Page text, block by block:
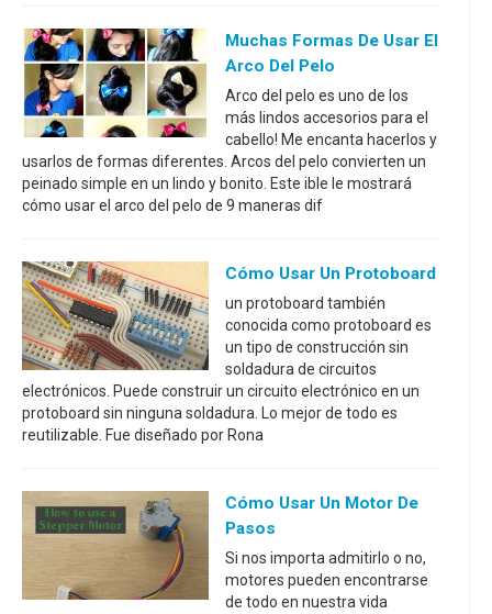
Muchas Formas De Usar El
Arco Del Pelo
Arco del pelo es uno de los
más lindos accesorios para el
cabello! Me encanta hacerlos y
usarlos de formas diferentes. Arcos del pelo convierten un
peinado simple en un lindo y bonito. Este ible le mostrará
cómo usar el arco del pelo de 9 maneras dif
Cómo Usar Un Protoboard
un protoboard también
conocida como protoboard es
un tipo de construcción sin
soldadura de circuitos
electrónicos. Puede construir un circuito electrónico en un
protoboard sin ninguna soldadura. Lo mejor de todo es
reutilizable. Fue diseñado por Rona
Cómo Usar Un Motor De
Pasos
Si nos importa admitirlo o no,
motores pueden encontrarse
de todo en nuestra vida